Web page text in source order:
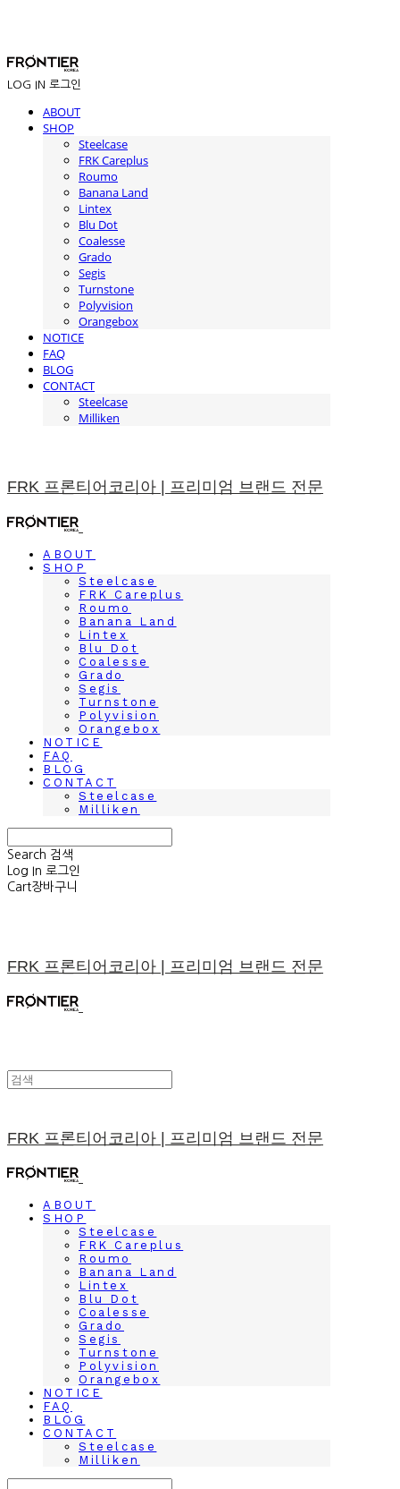
LOG IN 로그인
ABOUT
SHOP
Steelcase
FRK Careplus
Roumo
Banana Land
Lintex
Blu Dot
Coalesse
Grado
Segis
Turnstone
Polyvision
Orangebox
NOTICE
FAQ
BLOG
CONTACT
Steelcase
Milliken
FRK 프론티어코리아 | 프리미엄 브랜드 전문
ABOUT
SHOP
Steelcase
FRK Careplus
Roumo
Banana Land
Lintex
Blu Dot
Coalesse
Grado
Segis
Turnstone
Polyvision
Orangebox
NOTICE
FAQ
BLOG
CONTACT
Steelcase
Milliken
Search 검색
Log In 로그인
Cart장바구니
FRK 프론티어코리아 | 프리미엄 브랜드 전문
FRK 프론티어코리아 | 프리미엄 브랜드 전문
ABOUT
SHOP
Steelcase
FRK Careplus
Roumo
Banana Land
Lintex
Blu Dot
Coalesse
Grado
Segis
Turnstone
Polyvision
Orangebox
NOTICE
FAQ
BLOG
CONTACT
Steelcase
Milliken